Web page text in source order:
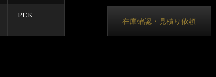
PDK
在庫確認・見積り依頼